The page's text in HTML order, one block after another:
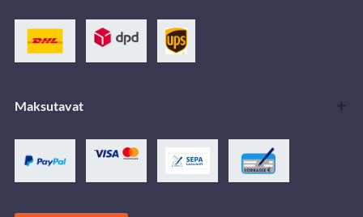
Maksutavat